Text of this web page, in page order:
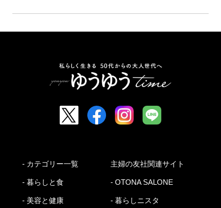
- カテゴリー一覧
- 暮らしと食
- 美容と健康
主婦の友社関連サイト
- OTONA SALONE
- 暮らしニスタ